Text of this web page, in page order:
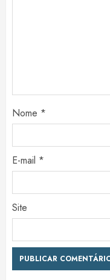
Nome *
E-mail *
Site